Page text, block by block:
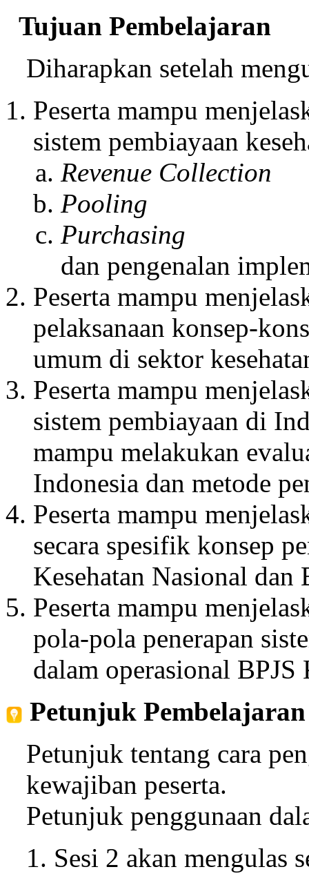
Tujuan Pembelajaran
Diharapkan setelah
Peserta mampu
sistem pembiayaan
Revenue Collection
Pooling
Purchasing
dan pengenalan
Peserta mampu
pelaksanaan konsep-
umum di sektor
Peserta mampu
sistem pembiayaan di
mampu melakukan
Indonesia dan metode
Peserta mampu
secara spesifik konsep
Kesehatan Nasional dan
Peserta mampu
pola-pola penerapan
dalam operasional BPJS
Petunjuk Pembelajaran
Petunjuk tentang cara
kewajiban peserta.
Petunjuk penggunaan
Sesi 2 akan mengulas